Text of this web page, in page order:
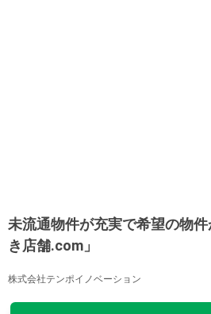
未流通物件が充実で希望の物
き店舗.com」
株式会社テンポイノベーション